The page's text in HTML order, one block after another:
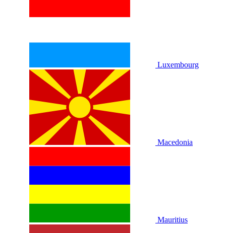
Luxembourg
Macedonia
Mauritius